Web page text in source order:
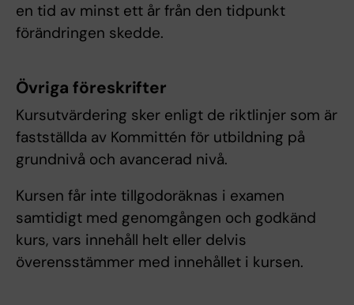
en tid av minst ett år från den tidpunkt
förändringen skedde.
Övriga föreskrifter
Kursutvärdering sker enligt de riktlinjer som är
fastställda av Kommittén för utbildning på
grundnivå och avancerad nivå.
Kursen får inte tillgodoräknas i examen
samtidigt med genomgången och godkänd
kurs, vars innehåll helt eller delvis
överensstämmer med innehållet i kursen.